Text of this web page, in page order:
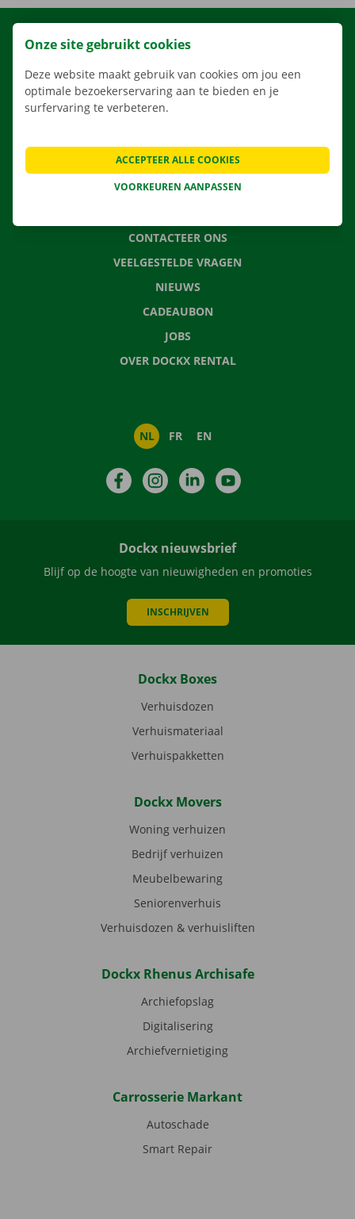
HUREN
ONZE DIENSTEN
LOCATIES
VERHUISOPLOSSINGEN
CONTACTEER ONS
VEELGESTELDE VRAGEN
NIEUWS
CADEAUBON
JOBS
OVER DOCKX RENTAL
NL FR EN
FacebookInstagramLinkedIn
Dockx nieuwsbrief
Blijf op de hoogte van nieuwigheden en promoties
INSCHRIJVEN
Dockx Boxes
Verhuisdozen
Verhuismateriaal
Verhuispakketten
Dockx Movers
Woning verhuizen
Bedrijf verhuizen
Meubelbewaring
Seniorenverhuis
Verhuisdozen & verhuisliften
Dockx Rhenus Archisafe
Archiefopslag
Digitalisering
Archiefvernietiging
Carrosserie Markant
Autoschade
Smart Repair
Onze site gebruikt cookies
Deze website maakt gebruik van cookies om jou een
optimale bezoekerservaring aan te bieden en je
surfervaring te verbeteren.
VOORKEUREN AANPASSEN
ACCEPTEER ALLE COOKIES